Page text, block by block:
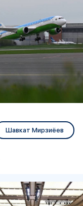
Шавкат Мирзиёев